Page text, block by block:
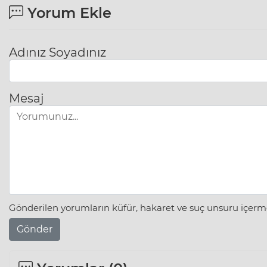
Yorum Ekle
Adınız Soyadınız
Mesaj
Gönderilen yorumların küfür, hakaret ve suç unsuru
Gönder